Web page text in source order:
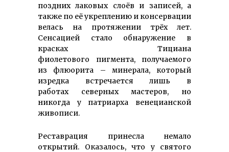
поздних лаковых слоёв и записей, а
также по её укреплению и консервации
велась на протяжении трёх лет.
Сенсацией стало обнаружение в
красках Тициана
фиолетового пигмента, получаемого
из флюорита – минерала, который
изредка встречается лишь в
работах северных мастеров, но
никогда у патриарха венецианской
живописи.
Реставрация принесла немало
открытий. Оказалось, что у святого